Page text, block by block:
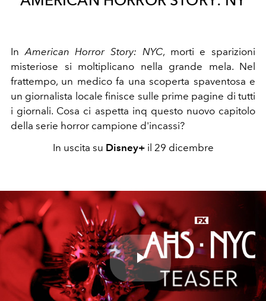
In American Horror Story: NYC, morti e sparizioni
misteriose si moltiplicano nella grande mela. Nel
frattempo, un medico fa una scoperta spaventosa e
un giornalista locale finisce sulle prime pagine di tutti
i giornali. Cosa ci aspetta inq questo nuovo capitolo
della serie horror campione d'incassi?
In uscita su Disney+il 29 dicembre
Play